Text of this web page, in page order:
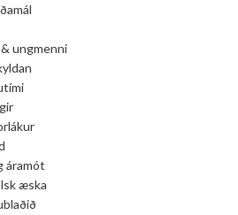
ungmenni
áramót
æska